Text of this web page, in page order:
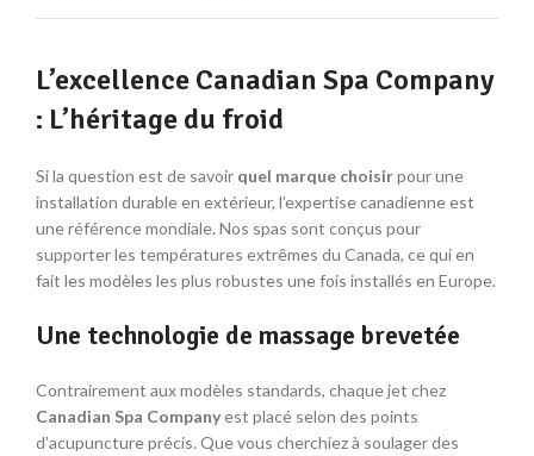
L’excellence Canadian Spa Company
: L’héritage du froid
Si la question est de savoir quel marque choisirpour une
installation durable en extérieur, l’expertise canadienne est
une référence mondiale. Nos spas sont conçus pour
supporter les températures extrêmes du Canada, ce qui en
fait les modèles les plus robustes une fois installés en Europe.
Une technologie de massage brevetée
Contrairement aux modèles standards, chaque jet chez
Canadian Spa Companyest placé selon des points
d’acupuncture précis. Que vous cherchiez à soulager des